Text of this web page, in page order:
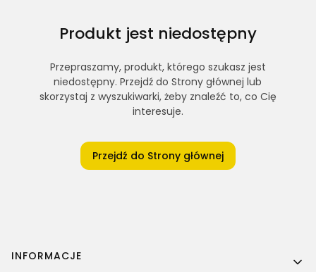
Produkt jest niedostępny
Przepraszamy, produkt, którego szukasz jest
niedostępny. Przejdź do Strony głównej lub
skorzystaj z wyszukiwarki, żeby znaleźć to, co Cię
interesuje.
Przejdź do Strony głównej
Linki w stopce
INFORMACJE